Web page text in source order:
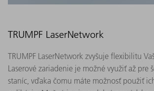
TRUMPF LaserNetwork
TRUMPF LaserNetwork zvyšuje flexibilitu
Laserové zariadenie je možné využiť až pre
staníc, vďaka čomu máte možnosť použiť